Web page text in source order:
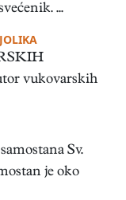
...
vukovarskih
Sv.
je oko